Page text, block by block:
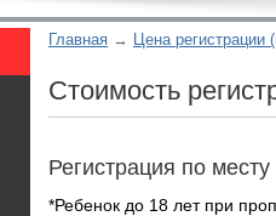
Главная Цена регистрации
Стоимость
Регистрация по
*Ребенок до 18 лет при